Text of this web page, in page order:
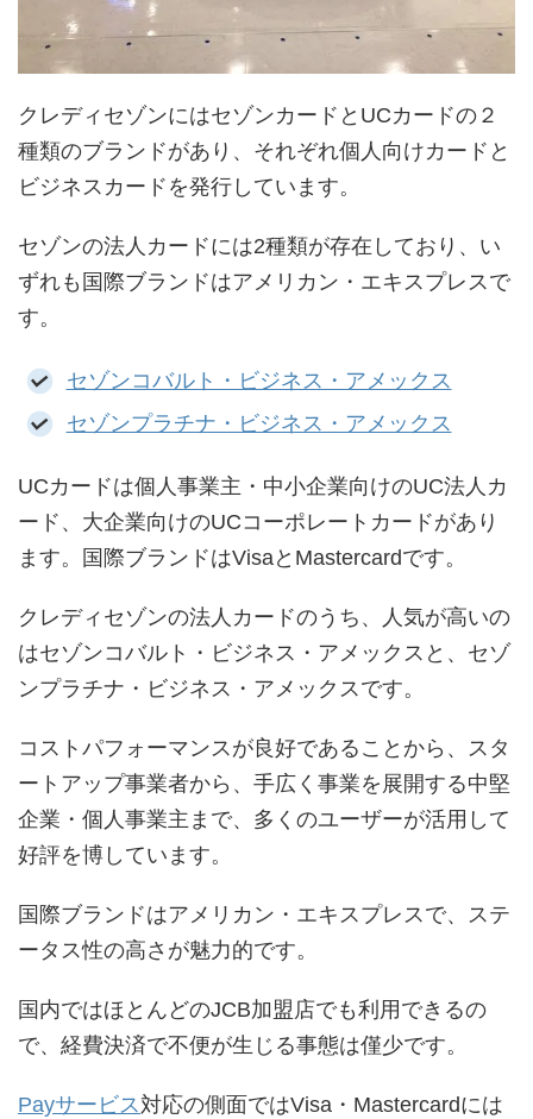
クレディセゾンにはセゾンカードとUCカードの２
種類のブランドがあり、それぞれ個人向けカードと
ビジネスカードを発行しています。
セゾンの法人カードには2種類が存在しており、い
ずれも国際ブランドはアメリカン・エキスプレスで
す。
セゾンコバルト・ビジネス・アメックス
セゾンプラチナ・ビジネス・アメックス
UCカードは個人事業主・中小企業向けのUC法人カ
ード、大企業向けのUCコーポレートカードがあり
ます。国際ブランドはVisaとMastercardです。
クレディセゾンの法人カードのうち、人気が高いの
はセゾンコバルト・ビジネス・アメックスと、セゾ
ンプラチナ・ビジネス・アメックスです。
コストパフォーマンスが良好であることから、スタ
ートアップ事業者から、手広く事業を展開する中堅
企業・個人事業主まで、多くのユーザーが活用して
好評を博しています。
国際ブランドはアメリカン・エキスプレスで、ステ
ータス性の高さが魅力的です。
国内ではほとんどのJCB加盟店でも利用できるの
で、経費決済で不便が生じる事態は僅少です。
Payサービス対応の側面ではVisa・Mastercardには